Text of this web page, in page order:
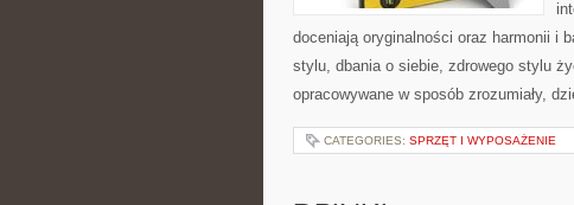
doceniają oryginalności oraz harmonii i
stylu, dbania o siebie, zdrowego stylu
opracowywane w sposób zrozumiały,
CATEGORIES: SPRZĘT I WYPOSAŻENIE